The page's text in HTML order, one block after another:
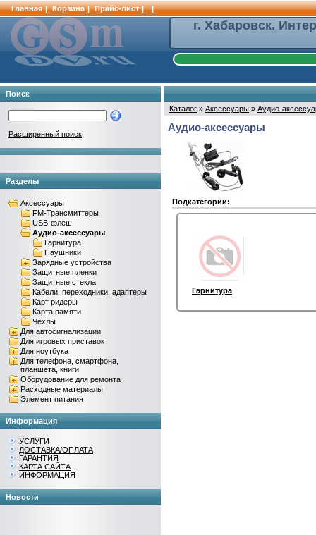
Главная | Корзина | Прайс-лист | |
г. Хабаровск.
Поиск
Расширенный поиск
Разделы
Аксессуары
FM-Трансмиттеры
USB-флеш
Аудио-аксессуары
Гарнитура
Наушники
Зарядные устройства
Защитные пленки
Защитные стекла
Кабели, переходники, адаптеры
Карт ридеры
Карта памяти
Чехлы
Для автосигнализации
Для игровых приставок
Для ноутбука
Для телефона, смартфона,
планшета, книги
Оборудование для ремонта
Расходные материалы
Элемент питания
Информация
УСЛУГИ
ДОСТАВКА/ОПЛАТА
ГАРАНТИЯ
КАРТА САЙТА
ИНФОРМАЦИЯ
Новости
Каталог » Аксессуары » Аудио-
Аудио-аксессуары
Подкатегории:
Гарнитура